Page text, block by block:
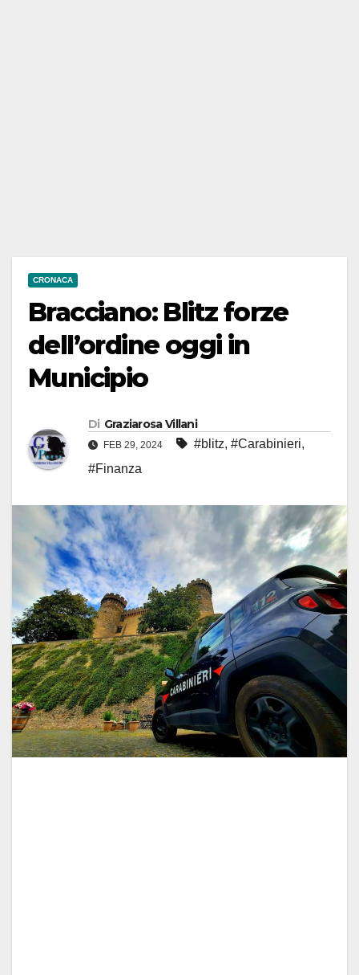
CRONACA
Bracciano: Blitz forze
dell’ordine oggi in
Municipio
Di Graziarosa Villani
FEB 29, 2024 #blitz, #Carabinieri,
#Finanza